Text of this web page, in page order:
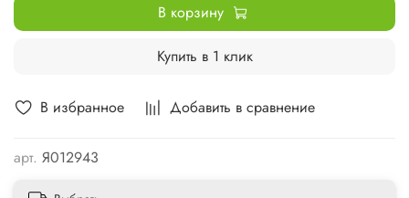
В избранное Добавить в сравнение
арт. Я012943
В корзину
Купить в 1 клик